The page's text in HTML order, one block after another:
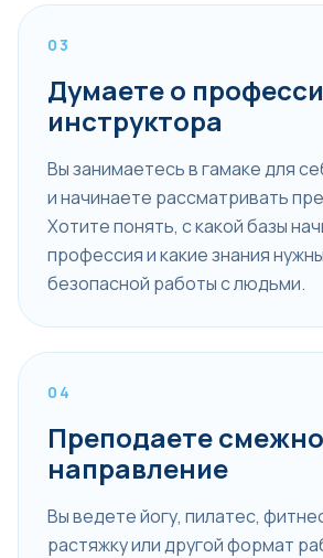
03
Думаете о
инструктора
Вы занимаетесь в гамаке для
и начинаете рассматривать
Хотите понять, с какой базы
профессия и какие знания
безопасной работы с людьми.
04
Преподаете
направление
Вы ведете йогу, пилатес,
растяжку или другой формат